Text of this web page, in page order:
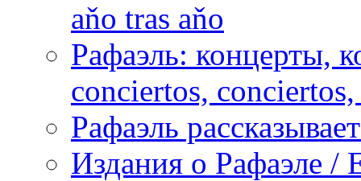
aňo tras aňo
Рафаэль: концерты,
conciertos,
Рафаэль
Издания о Рафаэле /